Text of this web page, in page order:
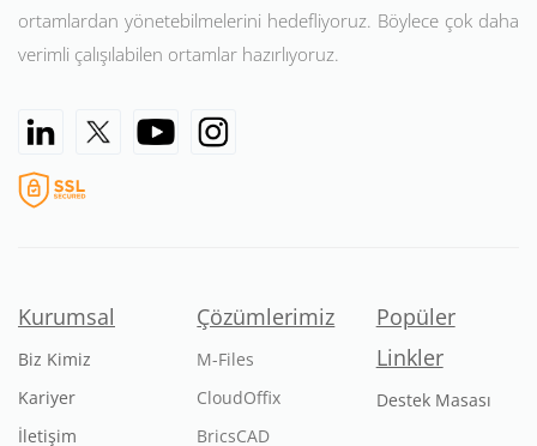
ortamlardan yönetebilmelerini hedefliyoruz. Böylece çok daha
verimli çalışılabilen ortamlar hazırlıyoruz.
Kurumsal
Biz Kimiz
Kariyer
İletişim
Çözümlerimiz
M-Files
CloudOffix
BricsCAD
Popüler
Linkler
Destek Masası